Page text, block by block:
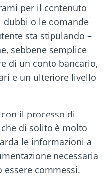
per il contenuto
dubbi o le domande
sta stipulando –
sebbene semplice
di un conto bancario,
e un ulteriore livello
il processo di
di solito è molto
le informazioni a
necessaria
commessi.